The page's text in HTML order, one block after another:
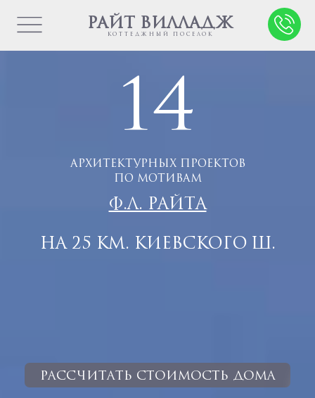
РАЙТ ВИЛЛАДЖ
КОТТЕДЖНЫЙ ПОСЕЛОК
14
АРХИТЕКТУРНЫХ ПРОЕКТОВ
ПО МОТИВАМ
Ф.Л. РАЙТА
НА 25 КМ. КИЕВСКОГО Ш.
РАССЧИТАТЬ СТОИМОСТЬ ДОМА